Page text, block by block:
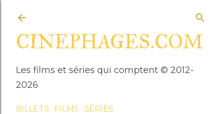
CINEPHAGES.COM
Les films et séries qui comptent © 2012-
2026
BILLETS FILMS SÉRIES